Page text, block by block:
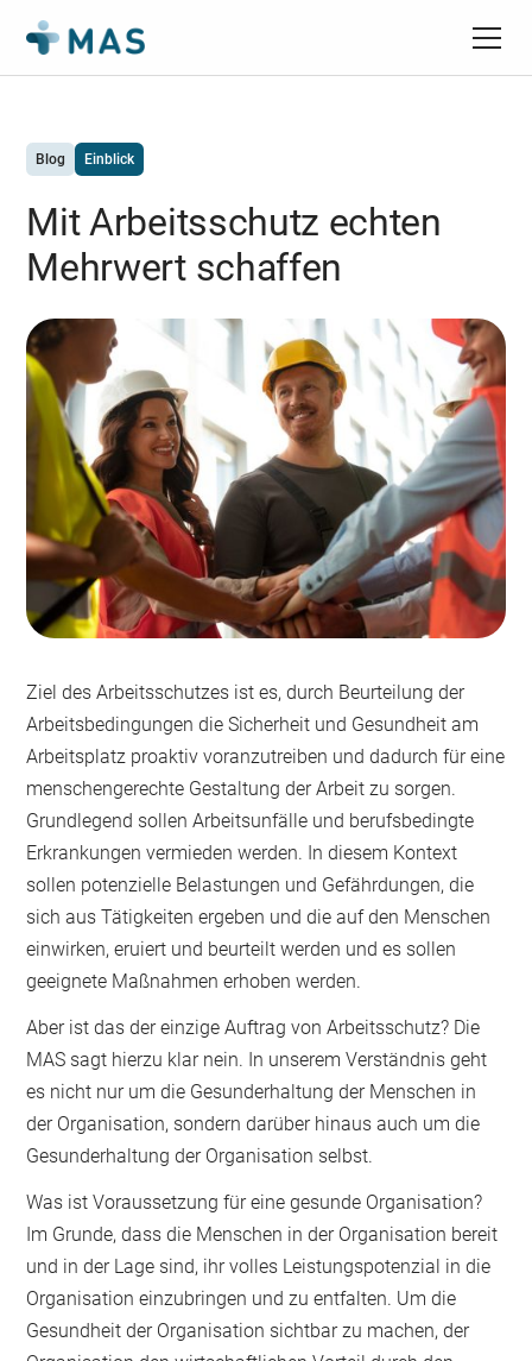
Blog Einblick
Mit Arbeitsschutz echten
Mehrwert schaffen
Ziel des Arbeitsschutzes ist es, durch Beurteilung der
Arbeitsbedingungen die Sicherheit und Gesundheit am
Arbeitsplatz proaktiv voranzutreiben und dadurch für eine
menschengerechte Gestaltung der Arbeit zu sorgen.
Grundlegend sollen Arbeitsunfälle und berufsbedingte
Erkrankungen vermieden werden. In diesem Kontext
sollen potenzielle Belastungen und Gefährdungen, die
sich aus Tätigkeiten ergeben und die auf den Menschen
einwirken, eruiert und beurteilt werden und es sollen
geeignete Maßnahmen erhoben werden.
Aber ist das der einzige Auftrag von Arbeitsschutz? Die
MAS sagt hierzu klar nein. In unserem Verständnis geht
es nicht nur um die Gesunderhaltung der Menschen in
der Organisation, sondern darüber hinaus auch um die
Gesunderhaltung der Organisation selbst.
Was ist Voraussetzung für eine gesunde Organisation?
Im Grunde, dass die Menschen in der Organisation bereit
und in der Lage sind, ihr volles Leistungspotenzial in die
Organisation einzubringen und zu entfalten. Um die
Gesundheit der Organisation sichtbar zu machen, der